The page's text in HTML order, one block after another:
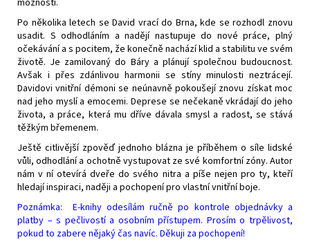
možností.
Po několika letech se David vrací do Brna, kde se rozhodl znovu
usadit. S odhodláním a nadějí nastupuje do nové práce, plný
očekávání a s pocitem, že konečně nachází klid a stabilitu ve svém
životě. Je zamilovaný do Báry a plánují společnou budoucnost.
Avšak i přes zdánlivou harmonii se stíny minulosti neztrácejí.
Davidovi vnitřní démoni se neúnavně pokoušejí znovu získat moc
nad jeho myslí a emocemi. Deprese se nečekaně vkrádají do jeho
života, a práce, která mu dříve dávala smysl a radost, se stává
těžkým břemenem.
Ještě citlivější zpověď jednoho blázna je příběhem o síle lidské
vůli, odhodlání a ochotně vystupovat ze své komfortní zóny. Autor
nám v ní otevírá dveře do svého nitra a píše nejen pro ty, kteří
hledají inspiraci, naději a pochopení pro vlastní vnitřní boje.
Poznámka: E-knihy odesílám ručně po kontrole objednávky a
platby – s pečlivostí a osobním přístupem. Prosím o trpělivost,
pokud to zabere nějaký čas navíc. Děkuji za pochopení!